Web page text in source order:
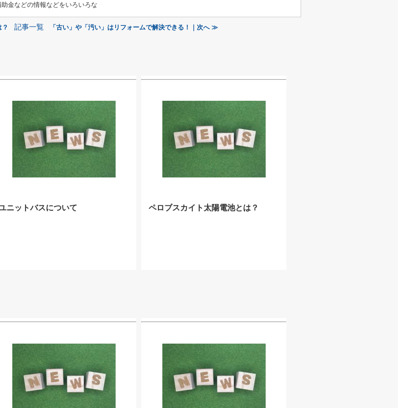
金などの情報などをいろいろな
記事一覧 「古い」や「汚い」はリフォームで解決できる！｜次へ ≫
ニットバスについて ペロブスカイト太陽電池とは？